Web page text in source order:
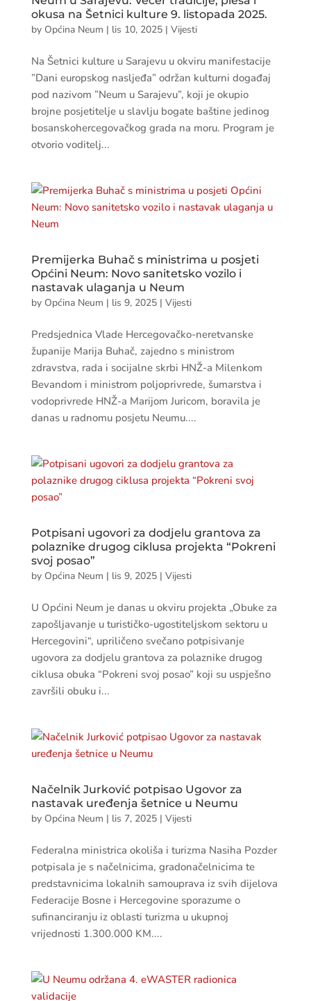
okusa na Šetnici kulture 9. listopada 2025.
by Općina Neum | lis 10, 2025| Vijesti
Na Šetnici kulture u Sarajevu u okviru manifestacije
”Dani europskog nasljeđa” održan kulturni događaj
pod nazivom ”Neum u Sarajevu”, koji je okupio
brojne posjetitelje u slavlju bogate baštine jedinog
bosanskohercegovačkog grada na moru. Program je
otvorio voditelj...
Premijerka Buhač s ministrima u posjeti
Općini Neum: Novo sanitetsko vozilo i
nastavak ulaganja u Neum
by Općina Neum | lis 9, 2025| Vijesti
Predsjednica Vlade Hercegovačko-neretvanske
županije Marija Buhač, zajedno s ministrom
zdravstva, rada i socijalne skrbi HNŽ-a Milenkom
Bevandom i ministrom poljoprivrede, šumarstva i
vodoprivrede HNŽ-a Marijom Juricom, boravila je
danas u radnomu posjetu Neumu....
Potpisani ugovori za dodjelu grantova za
polaznike drugog ciklusa projekta “Pokreni
svoj posao”
by Općina Neum | lis 9, 2025| Vijesti
U Općini Neum je danas u okviru projekta „Obuke za
zapošljavanje u turističko-ugostiteljskom sektoru u
Hercegovini“, upriličeno svečano potpisivanje
ugovora za dodjelu grantova za polaznike drugog
ciklusa obuka “Pokreni svoj posao” koji su uspješno
završili obuku i...
Načelnik Jurković potpisao Ugovor za
nastavak uređenja šetnice u Neumu
by Općina Neum | lis 7, 2025| Vijesti
Federalna ministrica okoliša i turizma Nasiha Pozder
potpisala je s načelnicima, gradonačelnicima te
predstavnicima lokalnih samouprava iz svih dijelova
Federacije Bosne i Hercegovine sporazume o
sufinanciranju iz oblasti turizma u ukupnoj
vrijednosti 1.300.000 KM....